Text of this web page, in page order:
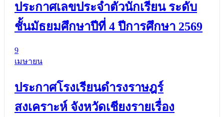
ประกาศเลขประจำตัวนักเรียน ระดับ
ชั้นมัธยมศึกษาปีที่ 4 ปีการศึกษา 2569
9
เมษายน
ประกาศโรงเรียนดำรงราษฎร์
สงเคราะห์ จังหวัดเชียงรายเรื่อง